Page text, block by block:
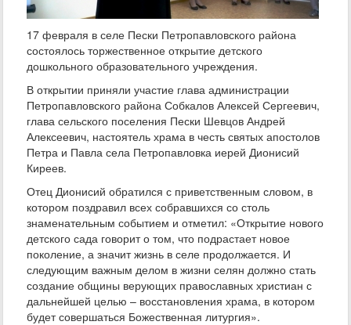
17 февраля в селе Пески Петропавловского района
состоялось торжественное открытие детского
дошкольного образовательного учреждения.
В открытии приняли участие глава администрации
Петропавловского района Собкалов Алексей Сергеевич,
глава сельского поселения Пески Шевцов Андрей
Алексеевич, настоятель храма в честь святых апостолов
Петра и Павла села Петропавловка иерей Дионисий
Киреев.
Отец Дионисий обратился с приветственным словом, в
котором поздравил всех собравшихся со столь
знаменательным событием и отметил: «Открытие нового
детского сада говорит о том, что подрастает новое
поколение, а значит жизнь в селе продолжается. И
следующим важным делом в жизни селян должно стать
создание общины верующих православных христиан с
дальнейшей целью – восстановления храма, в котором
будет совершаться Божественная литургия».